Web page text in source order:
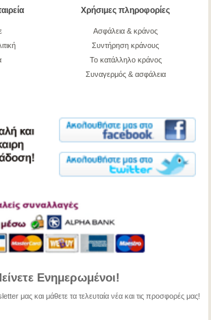
Χρήσιμες πληροφορίες
Ασφάλεια & κράνος
Συντήρηση κράνους
Το κατάλληλο κράνος
Συναγερμός & ασφάλεια
Ενημερωμένοι!
μας και μάθετε τα τελευταία νέα και τις προσφορές μας!